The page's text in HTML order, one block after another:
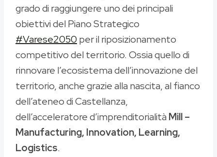
grado di raggiungere uno dei principali
obiettivi del Piano Strategico
#Varese2050 per il riposizionamento
competitivo del territorio. Ossia quello di
rinnovare l’ecosistema dell’innovazione del
territorio, anche grazie alla nascita, al fianco
dell’ateneo di Castellanza,
dell’acceleratore d’imprenditorialità Mill –
Manufacturing, Innovation, Learning,
Logistics.